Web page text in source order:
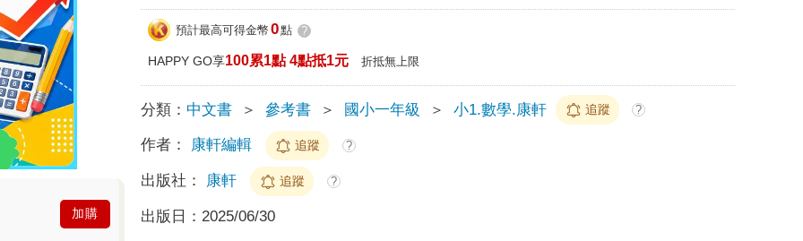
加購
預計最高可得金幣 0點 ?
HAPPY GO享100累1點 4點抵1元 折抵無上限
分類： 中文書 ＞ 參考書 ＞ 國小一年級 ＞ 小1.數學.康軒 追蹤 ?
作者： 康軒編輯 追蹤 ?
出版社： 康軒 追蹤 ?
出版日： 2025/06/30